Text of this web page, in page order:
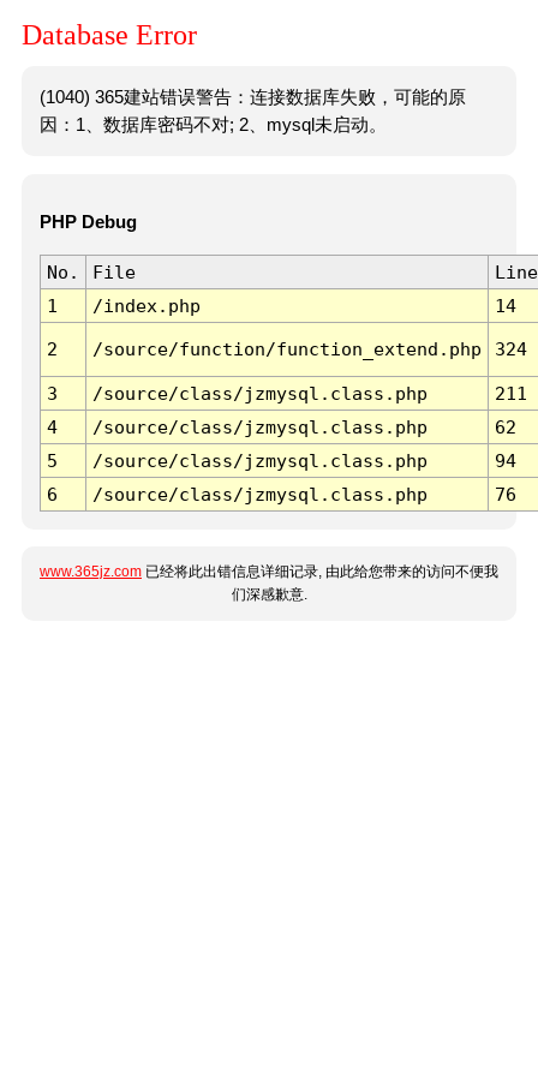
Database Error
(1040) 365建站错误警告：连接数据库失败，可能的原
因：1、数据库密码不对; 2、mysql未启动。
PHP Debug
No. File
Line
1
/index.php 14
2 /source/function/function_extend.php 324
3 /source/class/jzmysql.class.php
211
4
/source/class/jzmysql.class.php
62
5
/source/class/jzmysql.class.php
94
6
/source/class/jzmysql.class.php 76
www.365jz.com 已经将此出错信息详细记录, 由此给您带来的访问不便我
们深感歉意.